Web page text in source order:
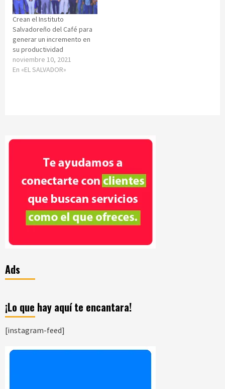
Crean el Instituto
Salvadoreño del Café para
generar un incremento en
su productividad
noviembre 10, 2021
En «EL SALVADOR»
Ads
¡Lo que hay aquí te encantara!
[instagram-feed]